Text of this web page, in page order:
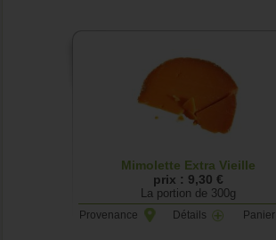
Mimolette Extra Vieille
prix : 9,30 €
La portion de 300g
Provenance Détails Panier